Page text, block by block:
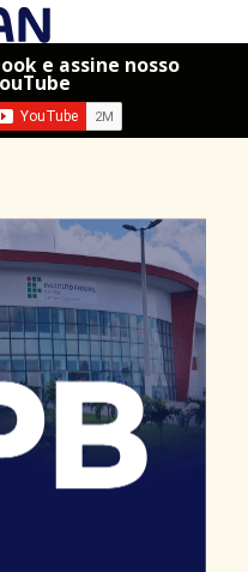
e assine nosso